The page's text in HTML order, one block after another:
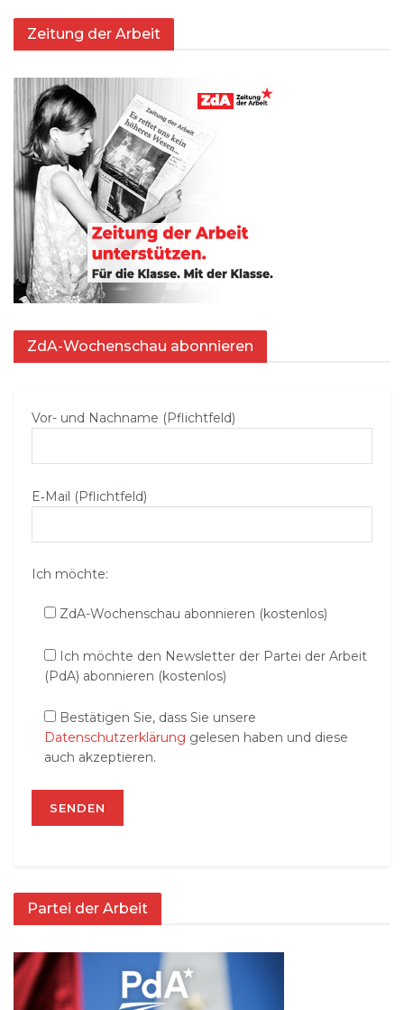
Zeitung der Arbeit
ZdA-Wochenschau abonnieren
Vor- und Nachname (Pflichtfeld)
E‑Mail (Pflichtfeld)
Ich möchte:
ZdA-Wochenschau abonnieren (kostenlos)
Ich möchte den Newsletter der Partei der Arbeit
(PdA) abonnieren (kostenlos)
Bestätigen Sie, dass Sie unsere
Datenschutzerklärung gelesen haben und diese
auch akzeptieren.
Partei der Arbeit